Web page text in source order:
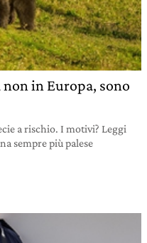
in Europa, sono
a rischio. I motivi? Leggi
sempre più palese